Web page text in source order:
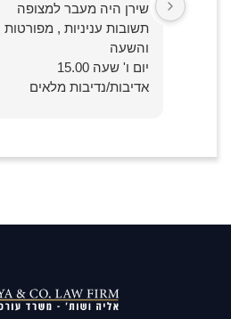
שירן היה מעבר למצופה
תשובות עניניות ,
והשעה
יום ו' שעה 15.00
אדיבות/נדיבות מלאים